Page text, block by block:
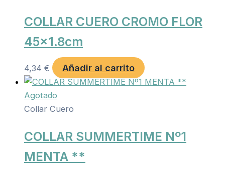
COLLAR CUERO CROMO FLOR
45×1.8cm
4,34 € Añadir al carrito
Agotado
Collar Cuero
COLLAR SUMMERTIME Nº1
MENTA **